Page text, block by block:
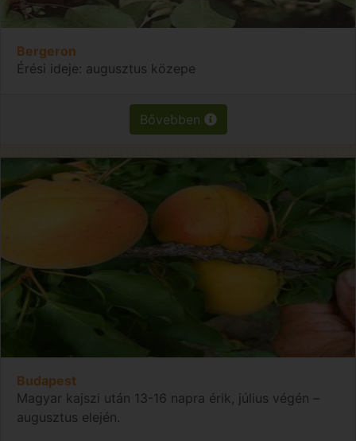
Bergeron
Érési ideje: augusztus közepe
Bővebben
Budapest
Magyar kajszi után 13-16 napra érik, július végén –
augusztus elején.